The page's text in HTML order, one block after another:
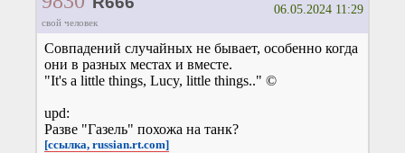
свой человек
06.05.2024 11:29
Совпадений случайных не бывает, особенно когда
они в разных местах и вместе.
"It's a little things, Lucy, little things.." ©
upd:
Разве "Газель" похожа на танк?
[ссылка, russian.rt.com]